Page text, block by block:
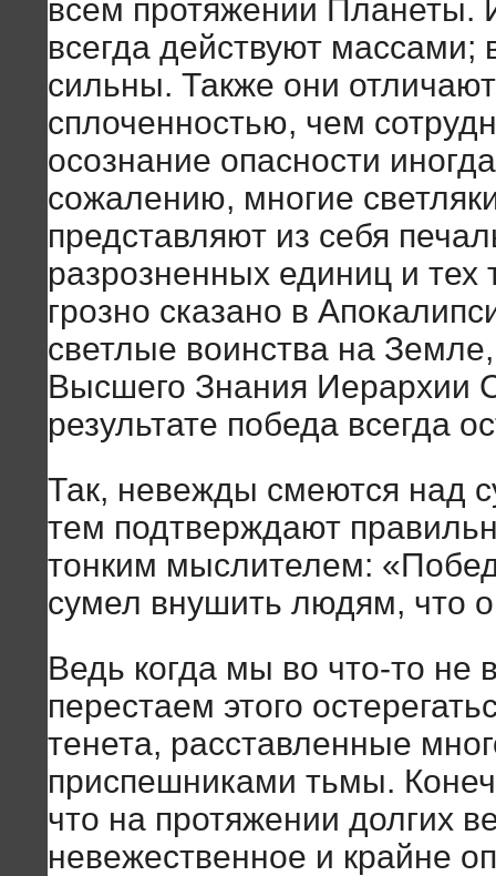
всем протяжении
всегда действуют
сильны. Также они
сплоченностью, чем
осознание опасности
сожалению, многие
представляют из себя
разрозненных единиц и тех
грозно сказано в
светлые воинства на
Высшего Знания Иерархии
результате победа всегда
Так, невежды смеются над
тем подтверждают
тонким мыслителем:
сумел внушить людям, что
Ведь когда мы во что-то
перестаем этого
тенета, расставленные
приспешниками тьмы.
что на протяжении долгих
невежественное и крайне